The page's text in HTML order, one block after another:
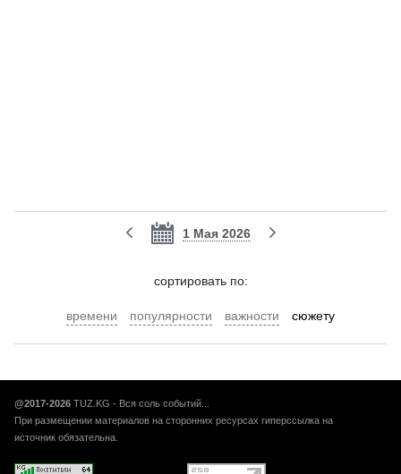
1 Мая 2026
cортировать по:
времени популярности важности сюжету
@2017-2026 TUZ.KG - Вся соль событий...
При размещении материалов на сторонних ресурсах гиперссылка на
источник обязательна.